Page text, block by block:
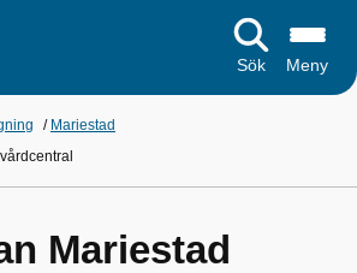
Sök Meny
/ Mariestad
Mariestad